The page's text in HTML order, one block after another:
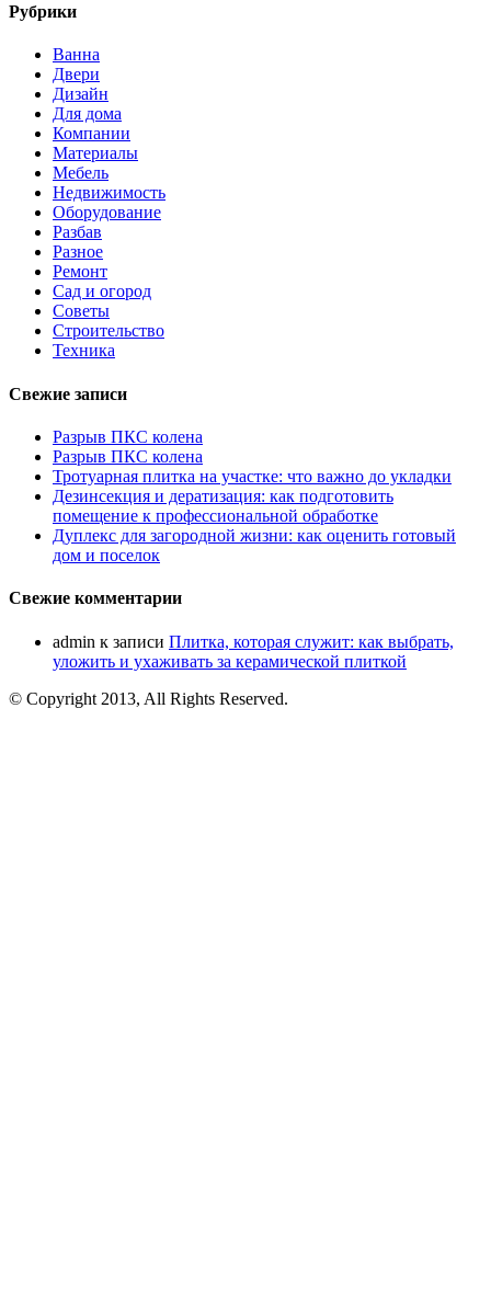
Рубрики
Ванна
Двери
Дизайн
Для дома
Компании
Материалы
Мебель
Недвижимость
Оборудование
Разбав
Разное
Ремонт
Сад и огород
Советы
Строительство
Техника
Свежие записи
Разрыв ПКС колена
Разрыв ПКС колена
Тротуарная плитка на участке: что важно до укладки
Дезинсекция и дератизация: как подготовить
помещение к профессиональной обработке
Дуплекс для загородной жизни: как оценить готовый
дом и поселок
Свежие комментарии
admin к записи Плитка, которая служит: как выбрать,
уложить и ухаживать за керамической плиткой
© Copyright 2013, All Rights Reserved.